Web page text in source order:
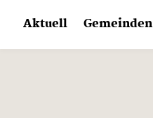
content
Aktuell Gemeinden